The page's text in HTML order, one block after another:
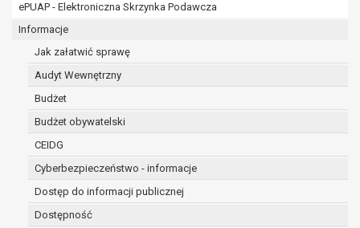
ePUAP - Elektroniczna Skrzynka Podawcza
Informacje
Jak załatwić sprawę
Audyt Wewnętrzny
Budżet
Budżet obywatelski
CEIDG
Cyberbezpieczeństwo - informacje
Dostęp do informacji publicznej
Dostępność
osobowe w imieniu administratora na
osobowych;
podmioty upoważnione do odbioru danych
przepisów prawa.
Pani/Pana dane osobowe będą przetwarzane
przez okres niezbędny do realizacji celu dla jakiego
zostały zebrane oraz zgodnie z terminami
archiwizacji określonymi przez przepisy prawa
powszechnie obowiązującego.
W przypadku, gdy dane osobowe przetwarzane są